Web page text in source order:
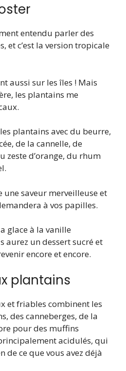
entendu parler des
et c’est la version tropicale
aussi sur les îles ! Mais
les plantains me
plantains avec du beurre,
de la cannelle, de
zeste d’orange, du rhum
une saveur merveilleuse et
à vos papilles.
glace à la vanille
aurez un dessert sucré et
encore et encore.
plantains
et friables combinent les
des canneberges, de la
pour des muffins
acidulés, qui
de ce que vous avez déjà